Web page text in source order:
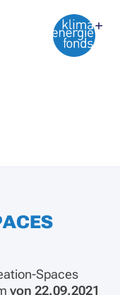
Spaces
von 22.09.2021